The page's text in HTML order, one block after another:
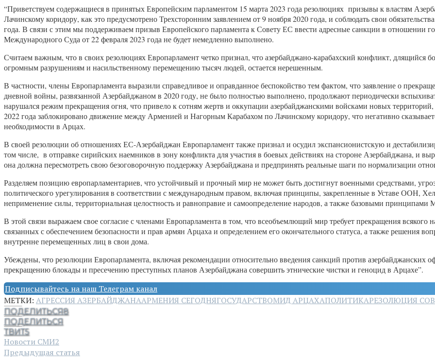
“Приветствуем содержащиеся в принятых Европейским парламентом 15 марта 2023 года резолюциях призывы к властям
Лачинскому коридору, как это предусмотрено Трехсторонним заявлением от 9 ноября 2020 года, и соблюдать свои
года. В связи с этим мы поддерживаем призыв Европейского парламента к Совету ЕС ввести адресные санкции в отношении
Международного Суда от 22 февраля 2023 года не будет немедленно выполнено.
Считаем важным, что в своих резолюциях Европарламент четко признал, что азербайджано-карабахский конфликт, длящийся
огромным разрушениям и насильственному перемещению тысяч людей, остается нерешенным.
В частности, члены Европарламента выразили справедливое и оправданное беспокойство тем фактом, что заявление о
дневной войны, развязанной Азербайджаном в 2020 году, не было полностью выполнено, продолжают периодически
нарушался режим прекращения огня, что привело к сотням жертв и оккупации азербайджанскими войсками новых
2022 года заблокировано движение между Арменией и Нагорным Карабахом по Лачинскому коридору, что негативно
необходимости в Арцах.
В своей резолюции об отношениях ЕС-Азербайджан Европарламент также признал и осудил экспансионистскую и
том числе, в отправке сирийских наемников в зону конфликта для участия в боевых действиях на стороне Азербайджана, и
она должна пересмотреть свою безоговорочную поддержку Азербайджана и предпринять реальные шаги по нормализации
Разделяем позицию европарламентариев, что устойчивый и прочный мир не может быть достигнут военными средствами,
политического урегулирования в соответствии с международным правом, включая принципы, закрепленные в Уставе ООН,
неприменение силы, территориальная целостность и равноправие и самоопределение народов, а также базовыми
В этой связи выражаем свое согласие с членами Европарламента в том, что всеобъемлющий мир требует прекращения
связанных с обеспечением безопасности и прав армян Арцаха и определением его окончательного статуса, а также решения
внутренне перемещенных лиц в свои дома.
Убеждены, что резолюции Европарламента, включая рекомендации относительно введения санкций против
прекращению блокады и пресечению преступных планов Азербайджана совершить этнические чистки и геноцид в Арцахе”.
Подписывайтесь на наш Телеграм канал
МЕТКИ: АГРЕССИЯ АЗЕРБАЙДЖАНААРМЕНИЯ СЕГОДНЯГОСУДАРСТВОМИД АРЦАХАПОЛИТИКАРЕЗОЛЮЦИЯ
ПОДЕЛИТЬСЯ8
ПОДЕЛИТЬСЯ
ТВИТ5
Новости СМИ2
Предыдущая статья